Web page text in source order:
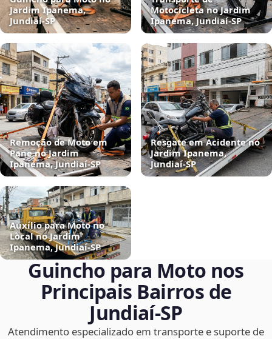
Jardim Ipanema,
Jundiaí‑SP
Motocicleta no Jardim
Ipanema, Jundiaí‑SP
Remoção de Moto em
Pane no Jardim
Ipanema, Jundiaí‑SP
Resgate em Acidente no
Jardim Ipanema,
Jundiaí‑SP
Auxílio para Moto no
Local no Jardim
Ipanema, Jundiaí‑SP
Guincho para Moto nos
Principais Bairros de
Jundiaí‑SP
Atendimento especializado em transporte e suporte de